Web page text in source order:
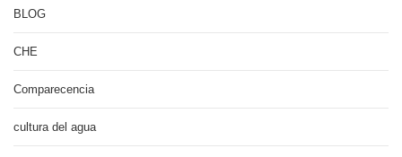
BLOG
CHE
Comparecencia
cultura del agua